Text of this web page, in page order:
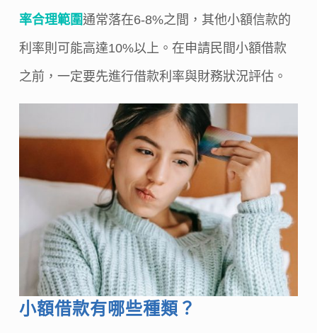
率合理範圍通常落在6-8%之間，其他小額信款的
利率則可能高達10%以上。在申請民間小額借款
之前，一定要先進行借款利率與財務狀況評估。
小額借款有哪些種類？